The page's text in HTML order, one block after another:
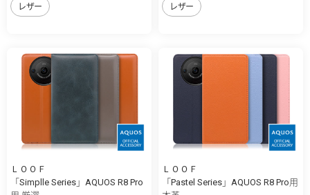
レザー レザー
ＬＯＯＦ
「Simplle Series」AQUOS R8 Pro
ＬＯＯＦ
「Pastel Series」AQUOS R8 Pro用